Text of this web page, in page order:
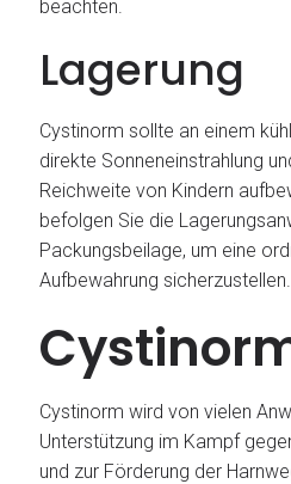
beachten.
Lagerung
Cystinorm sollte an einem
direkte Sonneneinstrahlung
Reichweite von Kindern
befolgen Sie die
Packungsbeilage, um eine
Aufbewahrung sicherzustellen.
Cystinorm wird von vielen
Unterstützung im Kampf
und zur Förderung der